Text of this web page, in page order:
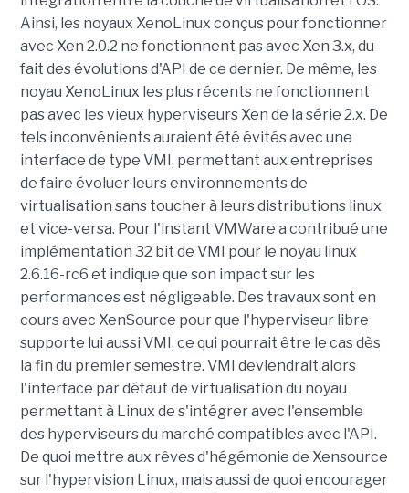
Ainsi, les noyaux XenoLinux conçus pour fonctionner
avec Xen 2.0.2 ne fonctionnent pas avec Xen 3.x, du
fait des évolutions d'API de ce dernier. De même, les
noyau XenoLinux les plus récents ne fonctionnent
pas avec les vieux hyperviseurs Xen de la série 2.x. De
tels inconvénients auraient été évités avec une
interface de type VMI, permettant aux entreprises
de faire évoluer leurs environnements de
virtualisation sans toucher à leurs distributions linux
et vice-versa. Pour l'instant VMWare a contribué une
implémentation 32 bit de VMI pour le noyau linux
2.6.16-rc6 et indique que son impact sur les
performances est négligeable. Des travaux sont en
cours avec XenSource pour que l'hyperviseur libre
supporte lui aussi VMI, ce qui pourrait être le cas dès
la fin du premier semestre. VMI deviendrait alors
l'interface par défaut de virtualisation du noyau
permettant à Linux de s'intégrer avec l'ensemble
des hyperviseurs du marché compatibles avec l'API.
De quoi mettre aux rêves d'hégémonie de Xensource
sur l'hypervision Linux, mais aussi de quoi encourager